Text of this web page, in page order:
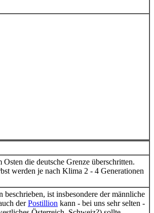
die deutsche Grenze überschritten.
werden je nach Klima 2 - 4 Generationen
ist insbesondere der männliche
derPostillion kann - bei uns sehr selten -